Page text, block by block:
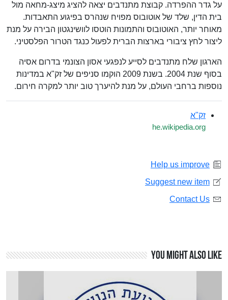
על גדר ההפרדה. קבוצת מתנדבים יצאה להציג מיצג-מחאה מול
בית הדין, שלד של אוטובוס מפויח שנהרס בפיגוע התאבדות.
מאוחר יותר, האוטובוס והתמונות הוטסו לוושינגטון הבירה על מנת
ליצור לחץ ציבורי בארצות הברית לפעול כנגד הטרור הפלסטיני.
הארגון שלח מתנדבים לסייע לנפגעי אסון הצונמי בדרום אסיה
בסוף שנת 2004. בשנת 2009 הוקמו סניפים של זק"א במדינות
נוספות ברחבי העולם, על מנת להיערך טוב יותר למקרה חירום.
זק"א
he.wikipedia.org
Help us improve
Suggest new item
Contact Us
You might also like